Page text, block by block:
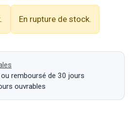
En rupture de stock.
remboursé de 30 jours
ouvrables